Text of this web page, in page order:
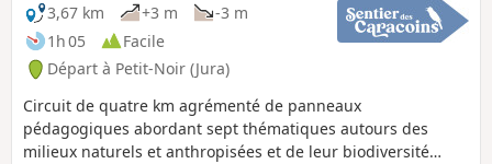
3,67 km
+3 m
-3 m
1h 05
Facile
Départ à Petit-Noir (Jura)
Circuit de quatre km agrémenté de panneaux
pédagogiques abordant sept thématiques autours des
milieux naturels et anthropisées et de leur biodiversité